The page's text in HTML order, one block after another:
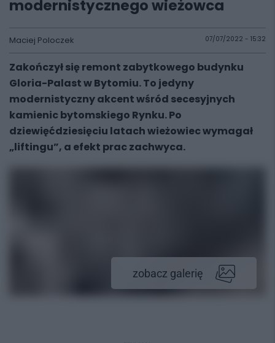
modernistycznego wieżowca
Maciej Poloczek 07/07/2022 - 15:32
Zakończył się remont zabytkowego budynku
Gloria-Palast w Bytomiu. To jedyny
modernistyczny akcent wśród secesyjnych
kamienic bytomskiego Rynku. Po
dziewięćdziesięciu latach wieżowiec wymagał
„liftingu”, a efekt prac zachwyca.
zobacz galerię